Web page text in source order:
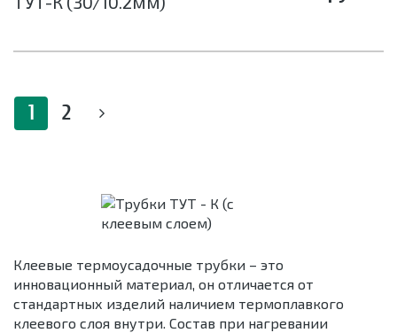
1 2
Клеевые термоусадочные трубки – это
инновационный материал, он отличается от
стандартных изделий наличием термоплавкого
клеевого слоя внутри. Состав при нагревании